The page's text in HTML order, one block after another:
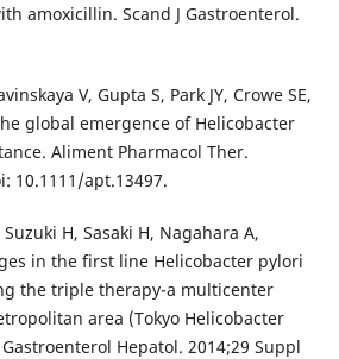
amoxicillin. Scand J Gastroenterol.
V, Gupta S, Park JY, Crowe SE,
global emergence of Helicobacter
Aliment Pharmacol Ther.
10.1111/apt.13497.
H, Sasaki H, Nagahara A,
in the first line Helicobacter pylori
the triple therapy-a multicenter
area (Tokyo Helicobacter
Hepatol. 2014;29 Suppl